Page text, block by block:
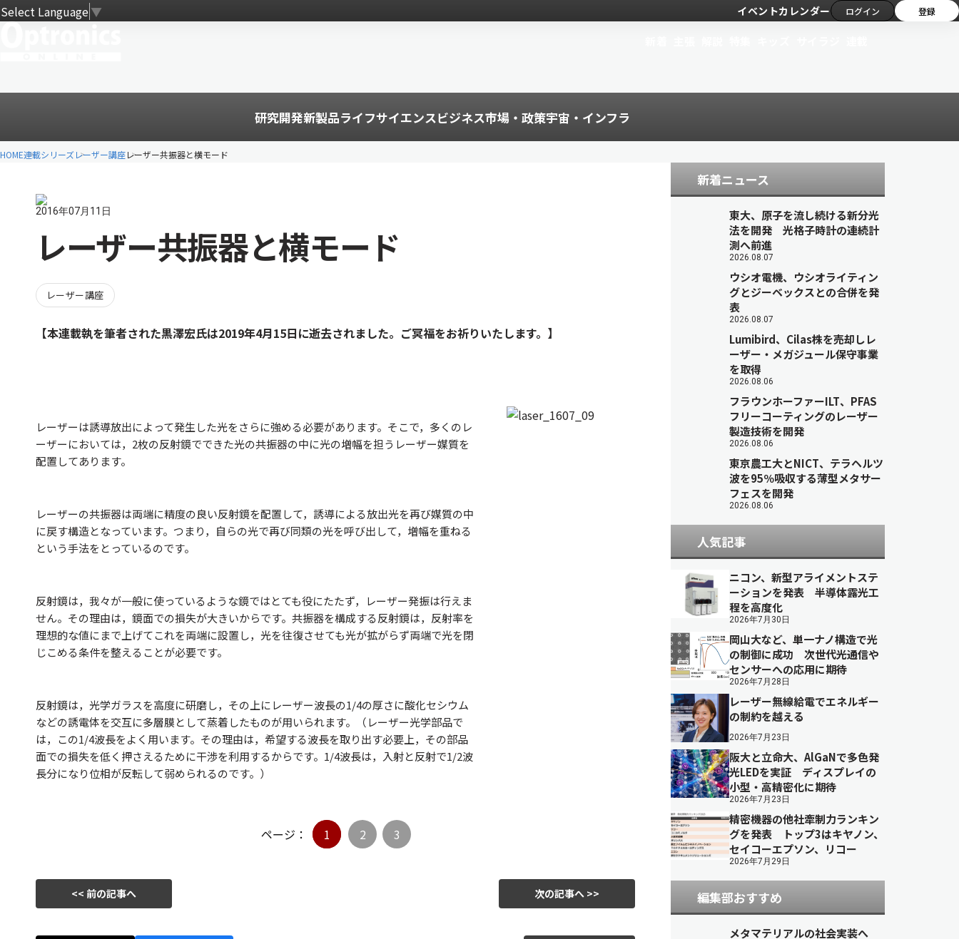
Select Language▼ イベントカレンダー ログイン 登録
研究開発新製品ライフサイエンスビジネス市場・政策宇宙・インフラ
HOME連載シリーズレーザー講座レーザー共振器と横モード
2016年07月11日
レーザー共振器と横モード
レーザー講座
【本連載執を筆者された黒澤宏氏は2019年4月15日に逝去されました。ご冥福をお祈りいたします。】
レーザーは誘導放出によって発生した光をさらに強める必要があります。そこで，多くのレ
ーザーにおいては，2枚の反射鏡でできた光の共振器の中に光の増幅を担うレーザー媒質を
配置してあります。
レーザーの共振器は両端に精度の良い反射鏡を配置して，誘導による放出光を再び媒質の中
に戻す構造となっています。つまり，自らの光で再び同類の光を呼び出して，増幅を重ねる
という手法をとっているのです。
反射鏡は，我々が一般に使っているような鏡ではとても役にたたず，レーザー発振は行えま
せん。その理由は，鏡面での損失が大きいからです。共振器を構成する反射鏡は，反射率を
理想的な値にまで上げてこれを両端に設置し，光を往復させても光が拡がらず両端で光を閉
じこめる条件を整えることが必要です。
反射鏡は，光学ガラスを高度に研磨し，その上にレーザー波長の1/4の厚さに酸化セシウム
などの誘電体を交互に多層膜として蒸着したものが用いられます。（レーザー光学部品で
は，この1/4波長をよく用います。その理由は，希望する波長を取り出す必要上，その部品
面での損失を低く押さえるために干渉を利用するからです。1/4波長は，入射と反射で1/2波
長分になり位相が反転して弱められるのです。）
ページ： 1 2 3
<< 前の記事へ 次の記事へ >>
新着ニュース
東大、原子を流し続ける新分光
法を開発 光格子時計の連続計
測へ前進
2026.08.07
ウシオ電機、ウシオライティン
グとジーベックスとの合併を発
表
2026.08.07
Lumibird、Cilas株を売却しレ
ーザー・メガジュール保守事業
を取得
2026.08.06
フラウンホーファーILT、PFAS
フリーコーティングのレーザー
製造技術を開発
2026.08.06
東京農工大とNICT、テラヘルツ
波を95％吸収する薄型メタサー
フェスを開発
2026.08.06
人気記事
ニコン、新型アライメントステ
ーションを発表 半導体露光工
程を高度化
2026年7月30日
岡山大など、単一ナノ構造で光
の制御に成功 次世代光通信や
センサーへの応用に期待
2026年7月28日
レーザー無線給電でエネルギー
の制約を越える
2026年7月23日
阪大と立命大、AlGaNで多色発
光LEDを実証 ディスプレイの
小型・高精密化に期待
2026年7月23日
精密機器の他社牽制力ランキン
グを発表 トップ3はキヤノン、
セイコーエプソン、リコー
2026年7月29日
編集部おすすめ
メタマテリアルの社会実装へ